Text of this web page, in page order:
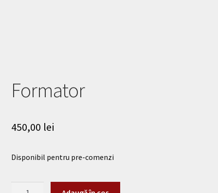
Formator
450,00 lei
Disponibil pentru pre-comenzi